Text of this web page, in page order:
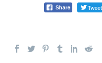
Share Tweet